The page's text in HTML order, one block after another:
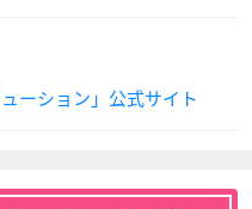
ーション」公式サイト